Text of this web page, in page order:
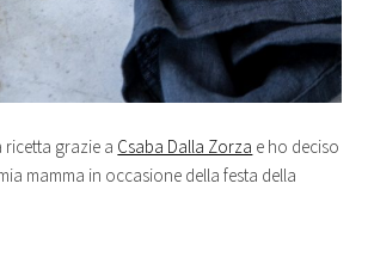
grazie a Csaba Dalla Zorza e ho deciso
mamma in occasione della festa della